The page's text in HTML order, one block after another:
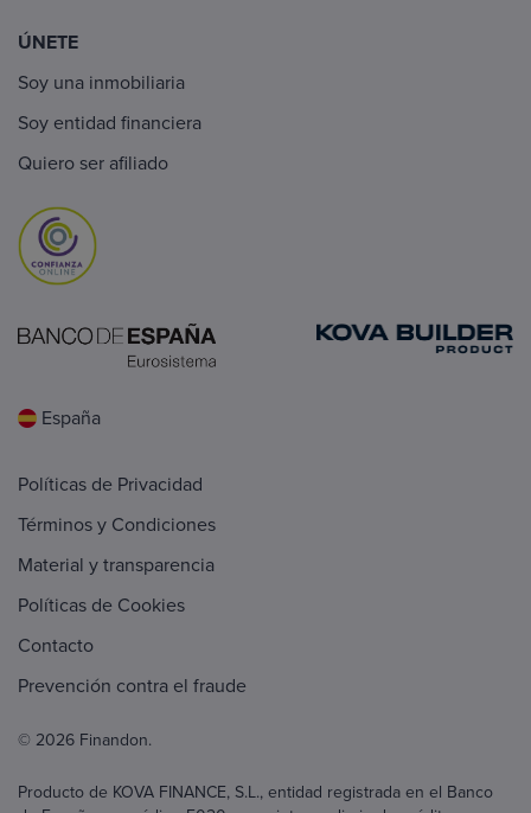
ÚNETE
Soy una inmobiliaria
Soy entidad financiera
Quiero ser afiliado
España
Políticas de Privacidad
Términos y Condiciones
Material y transparencia
Políticas de Cookies
Contacto
Prevención contra el fraude
© 2026 Finandon.
Producto de KOVA FINANCE, S.L., entidad registrada en el Banco